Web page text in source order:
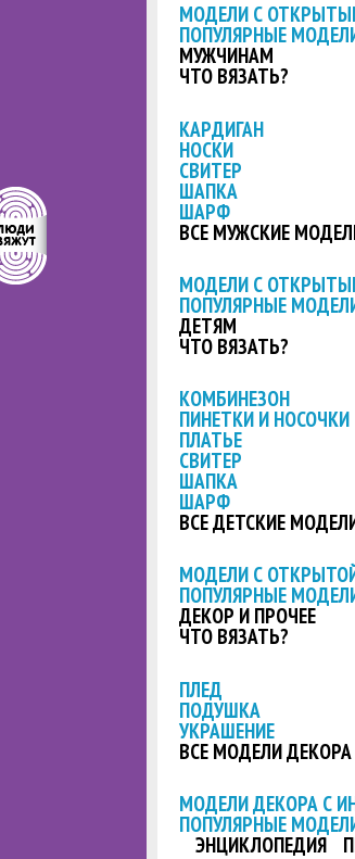
МОДЕЛИ С
ПОПУЛЯРНЫЕ
МУЖЧИНАМ
ЧТО ВЯЗАТЬ?
КАРДИГАН
НОСКИ
СВИТЕР
ШАПКА
ШАРФ
ВСЕ МУЖСКИЕ
МОДЕЛИ С
ПОПУЛЯРНЫЕ
ДЕТЯМ
ЧТО ВЯЗАТЬ?
КОМБИНЕЗОН
ПИНЕТКИ И НОСОЧКИ
ПЛАТЬЕ
СВИТЕР
ШАПКА
ШАРФ
ВСЕ ДЕТСКИЕ
МОДЕЛИ С
ПОПУЛЯРНЫЕ
ДЕКОР И ПРОЧЕЕ
ЧТО ВЯЗАТЬ?
ПЛЕД
ПОДУШКА
УКРАШЕНИЕ
ВСЕ МОДЕЛИ ДЕКОРА
МОДЕЛИ ДЕКОРА С
ПОПУЛЯРНЫЕ
ЭНЦИКЛОПЕДИЯ